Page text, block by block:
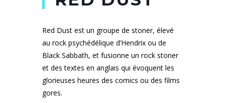
Red Dust est un groupe de stoner, élevé
au rock psychédélique d’Hendrix ou de
Black Sabbath, et fusionne un rock stoner
et des textes en anglais qui évoquent les
glorieuses heures des comics ou des films
gores.